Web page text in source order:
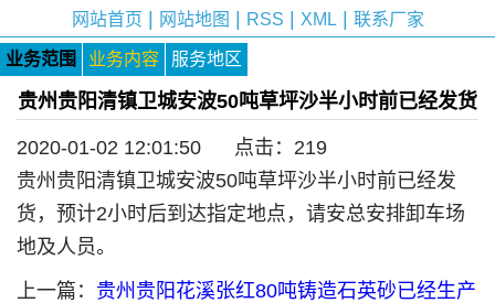
网站首页 网站地图 RSS XML| 联系厂家
业务范围 业务内容 服务地区
贵州贵阳清镇卫城安波50吨草坪沙半小时前已经发货
2020-01-02 12:01:50 点击： 219
贵州贵阳清镇卫城安波50吨草坪沙半小时前已经发
货，预计2小时后到达指定地点，请安总安排卸车场
地及人员。
上一篇： 贵州贵阳花溪张红80吨铸造石英砂已经生产